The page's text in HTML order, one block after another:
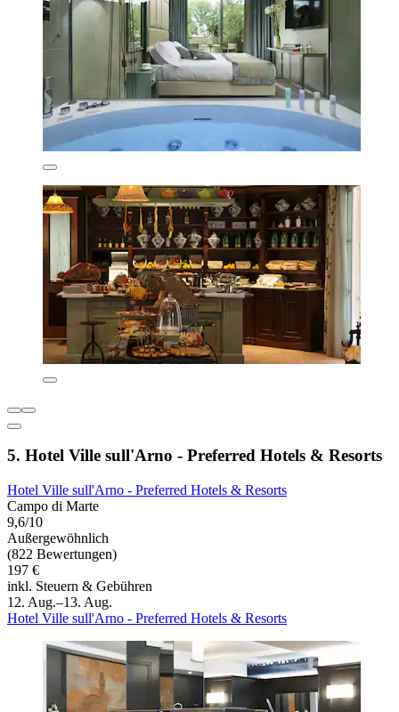
5. Hotel Ville sull'Arno - Preferred Hotels & Resorts
Hotel Ville sull'Arno - Preferred Hotels & Resorts
Campo di Marte
9,6/10
Außergewöhnlich
(822 Bewertungen)
197 €
inkl. Steuern & Gebühren
12. Aug.–13. Aug.
Hotel Ville sull'Arno - Preferred Hotels & Resorts